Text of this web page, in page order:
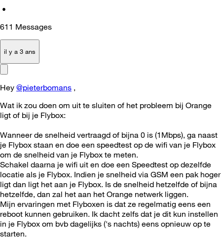
•
611 Messages
il y a 3 ans
Hey @pieterbomans ,
Wat ik zou doen om uit te sluiten of het probleem bij Orange
ligt of bij je Flybox:
Wanneer de snelheid vertraagd of bijna 0 is (1Mbps), ga naast
je Flybox staan en doe een speedtest op de wifi van je Flybox
om de snelheid van je Flybox te meten.
Schakel daarna je wifi uit en doe een Speedtest op dezelfde
locatie als je Flybox. Indien je snelheid via GSM een pak hoger
ligt dan ligt het aan je Flybox. Is de snelheid hetzelfde of bijna
hetzelfde, dan zal het aan het Orange netwerk liggen.
Mijn ervaringen met Flyboxen is dat ze regelmatig eens een
reboot kunnen gebruiken. Ik dacht zelfs dat je dit kun instellen
in je Flybox om bvb dagelijks ('s nachts) eens opnieuw op te
starten.